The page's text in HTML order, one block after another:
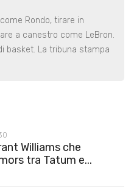
Rondo, tirare in
a canestro come LeBron.
basket. La tribuna stampa
Williams che
tra Tatum e...